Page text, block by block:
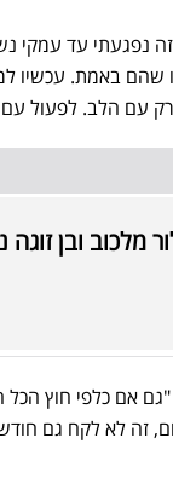
זה נפגעתי עד
שהם באמת.
עם הלב. לפעול
מלכוב ובן
אם כלפי חוץ
זה לא לקח גם